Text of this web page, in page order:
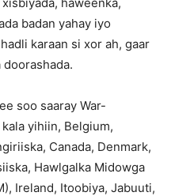
badan yahay iyo
karaan si xor ah, gaar
soo saaray War-
kala yihiin, Belgium,
Canada, Denmark,
Hawlgalka Midowga
Ireland, Itoobiya, Jabuuti,